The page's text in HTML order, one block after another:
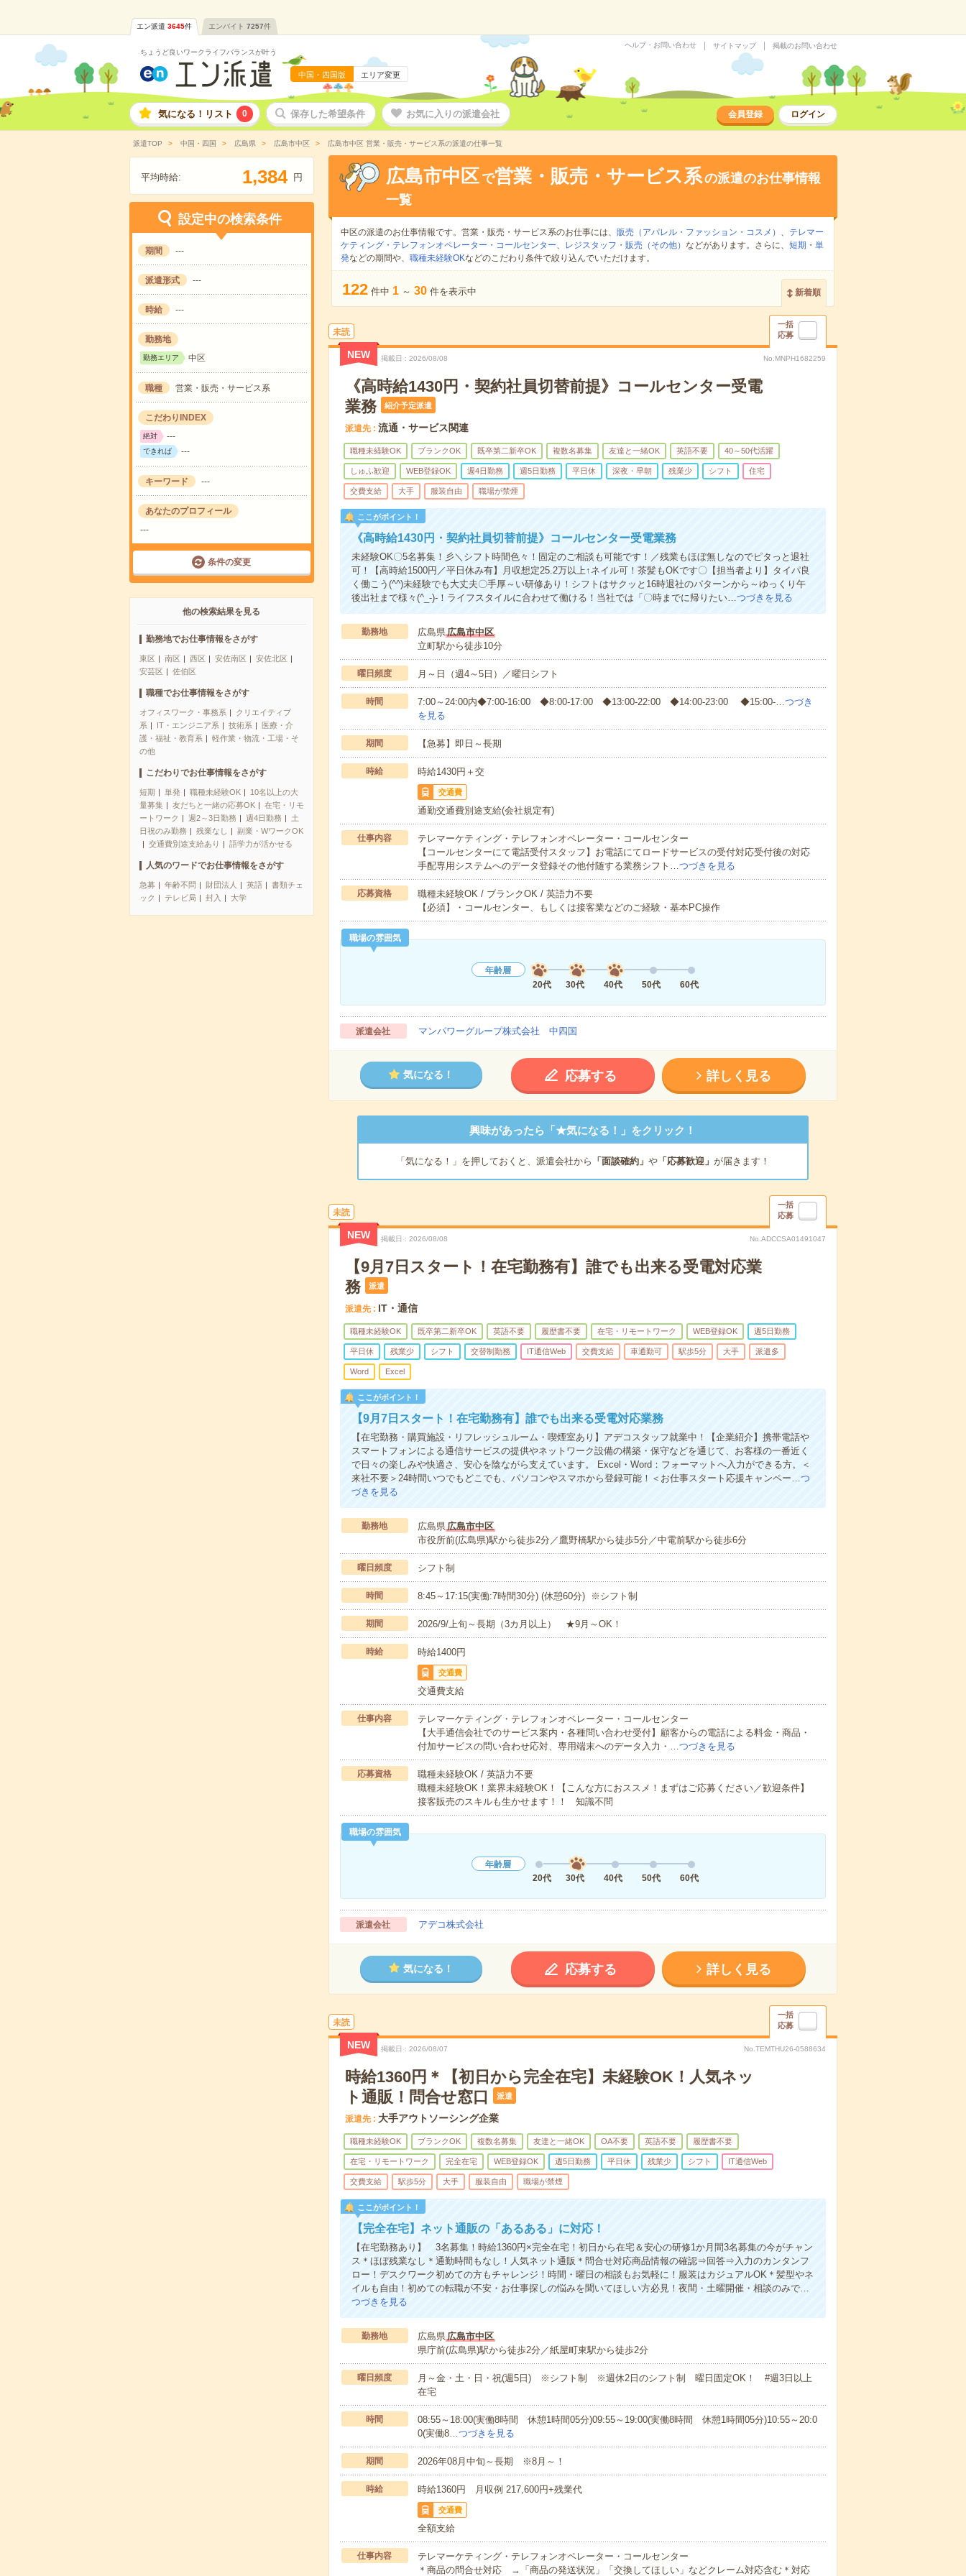
エン派遣 3645件 エンバイト 7257件
ちょうど良いワークライフバランスが叶う
中国・四国版 エリア変更
ヘルプ・お問い合わせ サイトマップ 掲載のお問い合わせ
気になる！リスト 0 保存した希望条件 お気に入りの派遣会社 会員登録 ログイン
派遣TOP 中国・四国 広島県 広島市中区 広島市中区 営業・販売・サービス系の派遣の仕事一覧
平均時給: 1,384 円
設定中の検索条件
期間 ---
派遣形式 ---
時給 ---
勤務地
勤務エリア 中区
職種 営業・販売・サービス系
こだわりINDEX
絶対 ---
できれば ---
キーワード ---
あなたのプロフィール
---
条件の変更
他の検索結果を見る
勤務地でお仕事情報をさがす
東区 南区 西区 安佐南区
安佐北区
安芸区
佐伯区
職種でお仕事情報をさがす
オフィスワーク・事務系
クリエイティブ
系
IT・エンジニア系 技術系
医療・介
護・福祉・教育系
軽作業・物流・工場・そ
の他
こだわりでお仕事情報をさがす
短期 単発 職種未経験OK
10名以上の大
量募集
友だちと一緒の応募OK
在宅・リモ
ートワーク
週2～3日勤務 週4日勤務
土
日祝のみ勤務
残業なし
副業・WワークOK
交通費別途支給あり
語学力が活かせる
人気のワードでお仕事情報をさがす
急募 年齢不問 財団法人 英語
書類チェ
ック
テレビ局 封入 大学
広島市中区 で営業・販売・サービス系の派遣のお仕事情報
一覧
中区の派遣のお仕事情報です。営業・販売・サービス系のお仕事には、 販売（アパレル・ファッション・コスメ） 、
テレマー
ケティング・テレフォンオペレーター・コールセンター、 レジスタッフ・販売（その他） などがあります。さらに、 短期 ・ 単
発などの期間や、 職種未経験OKなどのこだわり条件で絞り込んでいただけます。
122 件中 1 ～ 30 件を表示中 新着順
未読
一括
応募
NEW 掲載日 2026/08/08 No.MNPH1682259
《高時給1430円・契約社員切替前提》コールセンター受電
業務
紹介予定派遣
派遣先 流通・サービス関連
職種未経験OK ブランクOK 既卒第二新卒OK 複数名募集 友達と一緒OK 英語不要 40～50代活躍
しゅふ歓迎 WEB登録OK 週4日勤務 週5日勤務 平日休 深夜・早朝 残業少 シフト 住宅
交費支給 大手 服装自由 職場が禁煙
ここがポイント！
《高時給1430円・契約社員切替前提》コールセンター受電業務
未経験OK〇5名募集！彡＼シフト時間色々！固定のご相談も可能です！／残業もほぼ無しなのでピタっと退社
可！【高時給1500円／平日休み有】月収想定25.2万以上↑ネイル可！茶髪もOKです〇【担当者より】タイパ良
く働こう(^^)未経験でも大丈夫〇手厚～い研修あり！シフトはサクッと16時退社のパターンから～ゆっくり午
後出社まで様々(^_-)-！ライフスタイルに合わせて働ける！当社では「〇時までに帰りたい…つづきを見る
勤務地 広島県広島市中区
立町駅から徒歩10分
曜日頻度 月～日（週4～5日）／曜日シフト
時間 7:00～24:00内◆7:00-16:00 ◆8:00-17:00 ◆13:00-22:00 ◆14:00-23:00 ◆15:00-…つづき
を見る
期間 【急募】即日～長期
時給 時給1430円＋交
交通費
通勤交通費別途支給(会社規定有)
仕事内容
テレマーケティング・テレフォンオペレーター・コールセンター
【コールセンターにて電話受付スタッフ】お電話にてロードサービスの受付対応受付後の対応
手配専用システムへのデータ登録その他付随する業務シフト…つづきを見る
応募資格
職種未経験OK / ブランクOK / 英語力不要
【必須】・コールセンター、もしくは接客業などのご経験・基本PC操作
職場の雰囲気
年齢層
20代
30代 40代 50代 60代
派遣会社 マンパワーグループ株式会社 中四国
気になる！ 応募する 詳しく見る
興味があったら「★気になる！」をクリック！
「気になる！」を押しておくと、派遣会社から 「面談確約」 や「応募歓迎」 が届きます！
未読
一括
応募
NEW 掲載日 2026/08/08 No.ADCCSA01491047
【9月7日スタート！在宅勤務有】誰でも出来る受電対応業
務
派遣
派遣先 IT・通信
職種未経験OK 既卒第二新卒OK 英語不要 履歴書不要 在宅・リモートワーク WEB登録OK 週5日勤務
平日休 残業少 シフト 交替制勤務 IT通信Web 交費支給 車通勤可 駅歩5分 大手 派遣多
Word Excel
ここがポイント！
【9月7日スタート！在宅勤務有】誰でも出来る受電対応業務
【在宅勤務・購買施設・リフレッシュルーム・喫煙室あり】アデコスタッフ就業中！【企業紹介】携帯電話や
スマートフォンによる通信サービスの提供やネットワーク設備の構築・保守などを通じて、お客様の一番近く
で日々の楽しみや快適さ、安心を陰ながら支えています。 Excel・Word：フォーマットへ入力ができる方。＜
来社不要＞24時間いつでもどこでも、パソコンやスマホから登録可能！＜お仕事スタート応援キャンペー… つ
づきを見る
勤務地 広島県 広島市中区
市役所前(広島県)駅から徒歩2分／鷹野橋駅から徒歩5分／中電前駅から徒歩6分
曜日頻度 シフト制
時間 8:45～17:15(実働:7時間30分) (休憩60分) ※シフト制
期間 2026/9/上旬～長期（3カ月以上） ★9月～OK！
時給 時給1400円
交通費
交通費支給
仕事内容
テレマーケティング・テレフォンオペレーター・コールセンター
【大手通信会社でのサービス案内・各種問い合わせ受付】顧客からの電話による料金・商品・
付加サービスの問い合わせ応対、専用端末へのデータ入力・… つづきを見る
応募資格
職種未経験OK / 英語力不要
職種未経験OK！業界未経験OK！【こんな方におススメ！まずはご応募ください／歓迎条件】
接客販売のスキルも生かせます！！ 知識不問
職場の雰囲気
年齢層
20代
30代 40代 50代 60代
派遣会社 アデコ株式会社
気になる！ 応募する 詳しく見る
未読
一括
応募
NEW 掲載日 2026/08/07 No.TEMTHU26-0588634
時給1360円＊【初日から完全在宅】未経験OK！人気ネッ
ト通販！問合せ窓口
派遣
派遣先 大手アウトソーシング企業
職種未経験OK ブランクOK 複数名募集 友達と一緒OK OA不要 英語不要 履歴書不要
在宅・リモートワーク 完全在宅 WEB登録OK 週5日勤務 平日休 残業少 シフト IT通信Web
交費支給 駅歩5分 大手 服装自由 職場が禁煙
ここがポイント！
【完全在宅】ネット通販の「あるある」に対応！
【在宅勤務あり】 3名募集！時給1360円×完全在宅！初日から在宅＆安心の研修1か月間3名募集の今がチャン
ス＊ほぼ残業なし＊通勤時間もなし！人気ネット通販＊問合せ対応商品情報の確認⇒回答⇒入力のカンタンフ
ロー！デスクワーク初めての方もチャレンジ！時間・曜日の相談もお気軽に！服装はカジュアルOK＊髪型やネ
イルも自由！初めての転職が不安・お仕事探しの悩みを聞いてほしい方必見！夜間・土曜開催・相談のみで…
つづきを見る
勤務地 広島県広島市中区
県庁前(広島県)駅から徒歩2分／紙屋町東駅から徒歩2分
曜日頻度
月～金・土・日・祝(週5日) ※シフト制 ※週休2日のシフト制 曜日固定OK！ #週3日以上
在宅
時間
08:55～18:00(実働8時間 休憩1時間05分)09:55～19:00(実働8時間 休憩1時間05分)10:55～20:0
0(実働8…つづきを見る
期間 2026年08月中旬～長期 ※8月～！
時給 時給1360円 月収例 217,600円+残業代
交通費
全額支給
仕事内容
テレマーケティング・テレフォンオペレーター・コールセンター
＊商品の問合せ対応 →「商品の発送状況」「交換してほしい」などクレーム対応含む＊対応